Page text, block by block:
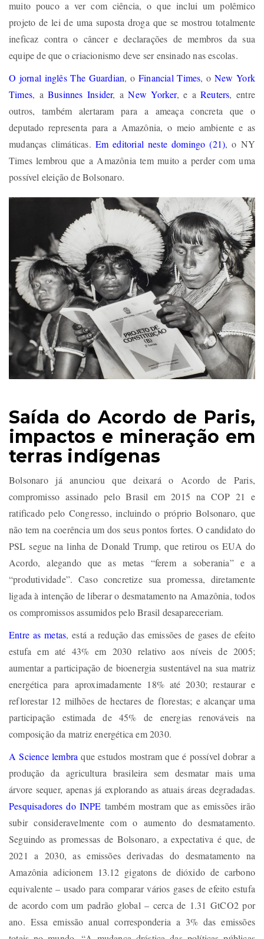
muito pouco a ver com ciência, o que inclui um polêmico
projeto de lei de uma suposta droga que se mostrou totalmente
ineficaz contra o câncer e declarações de membros da sua
equipe de que o criacionismo deve ser ensinado nas escolas.
O jornal inglês The Guardian, o Financial Times, o New York
Times, aBusinnes Insider, aNew Yorker, e aReuters, entre
outros, também alertaram para a ameaça concreta que o
deputado representa para a Amazônia, o meio ambiente e as
mudanças climáticas. Em editorial neste domingo (21), o NY
Times lembrou que a Amazônia tem muito a perder com uma
possível eleição de Bolsonaro.
Saída do Acordo de Paris,
impactos e mineração em
terras indígenas
Bolsonaro já anunciou que deixará o Acordo de Paris,
compromisso assinado pelo Brasil em 2015 na COP 21 e
ratificado pelo Congresso, incluindo o próprio Bolsonaro, que
não tem na coerência um dos seus pontos fortes. O candidato do
PSL segue na linha de Donald Trump, que retirou os EUA do
Acordo, alegando que as metas “ferem a soberania” e a
“produtividade”. Caso concretize sua promessa, diretamente
ligada à intenção de liberar o desmatamento na Amazônia, todos
os compromissos assumidos pelo Brasil desapareceriam.
Entre as metas, está a redução das emissões de gases de efeito
estufa em até 43% em 2030 relativo aos níveis de 2005;
aumentar a participação de bioenergia sustentável na sua matriz
energética para aproximadamente 18% até 2030; restaurar e
reflorestar 12 milhões de hectares de florestas; e alcançar uma
participação estimada de 45% de energias renováveis na
composição da matriz energética em 2030.
A Science lembra que estudos mostram que é possível dobrar a
produção da agricultura brasileira sem desmatar mais uma
árvore sequer, apenas já explorando as atuais áreas degradadas.
Pesquisadores do INPE também mostram que as emissões irão
subir consideravelmente com o aumento do desmatamento.
Seguindo as promessas de Bolsonaro, a expectativa é que, de
2021 a 2030, as emissões derivadas do desmatamento na
Amazônia adicionem 13.12 gigatons de dióxido de carbono
equivalente – usado para comparar vários gases de efeito estufa
de acordo com um padrão global – cerca de 1.31 GtCO2 por
ano. Essa emissão anual corresponderia a 3% das emissões